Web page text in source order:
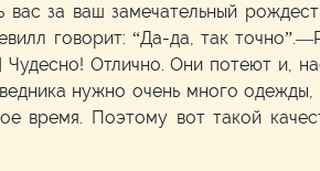
за ваш замечательный
говорит: “Да-да, так
Отлично. Они потеют и,
нужно очень много одежды,
время. Поэтому вот такой